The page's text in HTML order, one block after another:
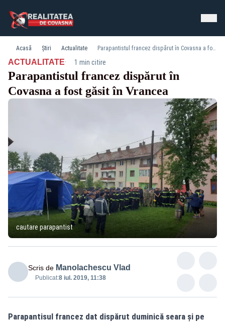
Acasă Știri Actualitate Parapantistul francez dispărut în Covasna a fost găsit în Vrancea
ACTUALITATE· 1 min citire
Parapantistul francez dispărut în
Covasna a fost găsit în Vrancea
cautare parapantist
Scris de Manolachescu Vlad
Publicat:8 iul. 2019, 11:38
Parapantisul francez dat dispărut duminică seara şi pe